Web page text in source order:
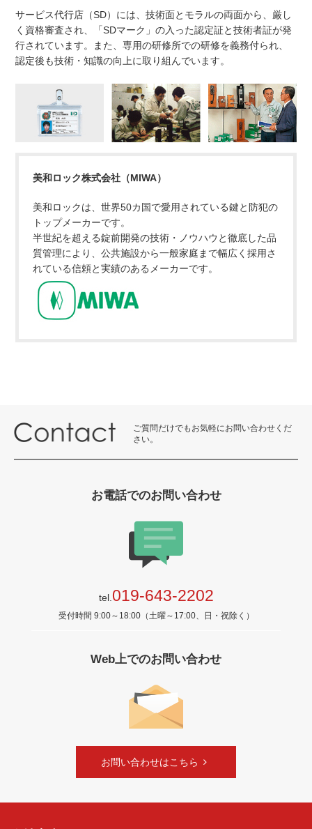
サービス代行店（SD）には、技術面とモラルの両面から、厳し
く資格審査され、「SDマーク」の入った認定証と技術者証が発
行されています。また、専用の研修所での研修を義務付られ、
認定後も技術・知識の向上に取り組んでいます。
美和ロック株式会社（MIWA）
美和ロックは、世界50カ国で愛用されている鍵と防犯の
トップメーカーです。
半世紀を超える錠前開発の技術・ノウハウと徹底した品
質管理により、公共施設から一般家庭まで幅広く採用さ
れている信頼と実績のあるメーカーです。
ご質問だけでもお気軽にお問い合わせくだ
さい。
お電話でのお問い合わせ
tel. 019-643-2202
受付時間 9:00～18:00（土曜～17:00、日・祝除く）
Web上でのお問い合わせ
お問い合わせはこちら